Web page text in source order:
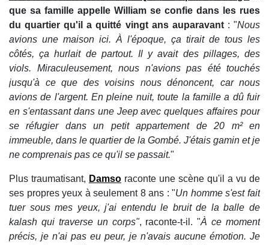
que sa famille appelle William se confie dans les rues
du quartier qu'il a quitté vingt ans auparavant : "Nous
avions une maison ici. À l'époque, ça tirait de tous les
côtés, ça hurlait de partout. Il y avait des pillages, des
viols. Miraculeusement, nous n'avions pas été touchés
jusqu'à ce que des voisins nous dénoncent, car nous
avions de l'argent. En pleine nuit, toute la famille a dû fuir
en s'entassant dans une Jeep avec quelques affaires pour
se réfugier dans un petit appartement de 20 m² en
immeuble, dans le quartier de la Gombé. J'étais gamin et je
ne comprenais pas ce qu'il se passait."
Plus traumatisant, Damso raconte une scène qu'il a vu de
ses propres yeux à seulement 8 ans : "Un homme s'est fait
tuer sous mes yeux, j'ai entendu le bruit de la balle de
kalash qui traverse un corps", raconte-t-il. "À ce moment
précis, je n'ai pas eu peur, je n'avais aucune émotion. Je